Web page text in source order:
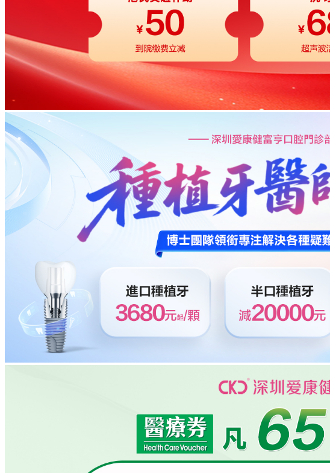
社会公益
来院指引
费亚丹种植体
Straumann士卓曼
亲水种植体
Straumann士卓曼
非亲水种植体
半口植牙
全口植牙